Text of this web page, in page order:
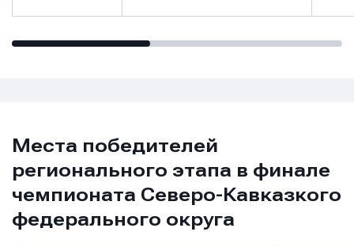
Места победителей
регионального этапа в финале
чемпионата Северо-Кавказкого
федерального округа